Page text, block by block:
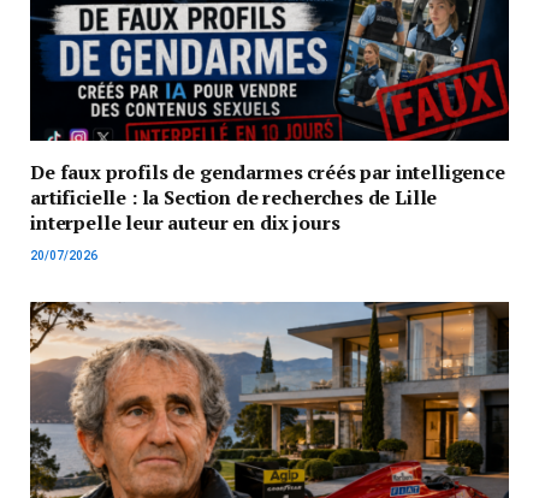
De faux profils de gendarmes créés par intelligence
artificielle : la Section de recherches de Lille
interpelle leur auteur en dix jours
20/07/2026